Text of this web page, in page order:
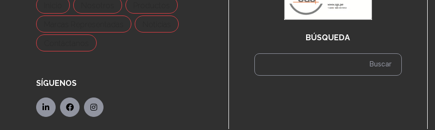
SÍGUENOS
BÚSQUEDA